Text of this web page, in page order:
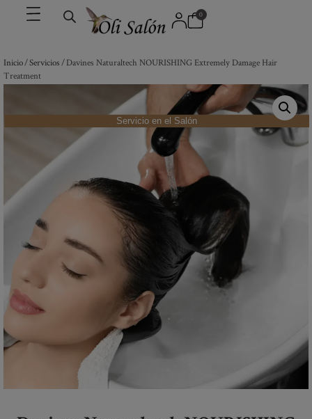
0
Inicio/Servicios/ Davines Naturaltech NOURISHING Extremely Damage Hair
Treatment
Servicio en el Salón